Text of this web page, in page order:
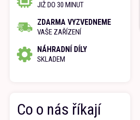
JIŽ DO 30 MINUT
ZDARMA VYZVEDNEME
VAŠE ZAŘÍZENÍ
NÁHRADNÍ DÍLY
SKLADEM
Co o nás říkají